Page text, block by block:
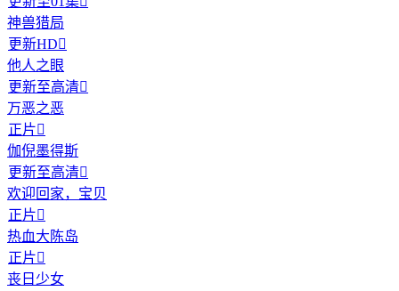
神兽猎局
更新HD
他人之眼
更新至高清
万恶之恶
正片
伽倪墨得斯
更新至高清
欢迎回家，宝贝
正片
热血大陈岛
正片
丧日少女